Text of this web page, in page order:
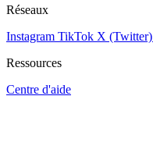
Réseaux
Instagram TikTok X (Twitter)
Ressources
Centre d'aide